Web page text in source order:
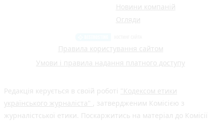
Новини компаній
Огляди
Правила користування сайтом
Умови і правила надання платного доступу
Редакція керується в своїй роботі "Кодексом етики
українського журналіста" , затвердженим Комісією з
журналістської етики. Поскаржитись на матеріал до Комісії